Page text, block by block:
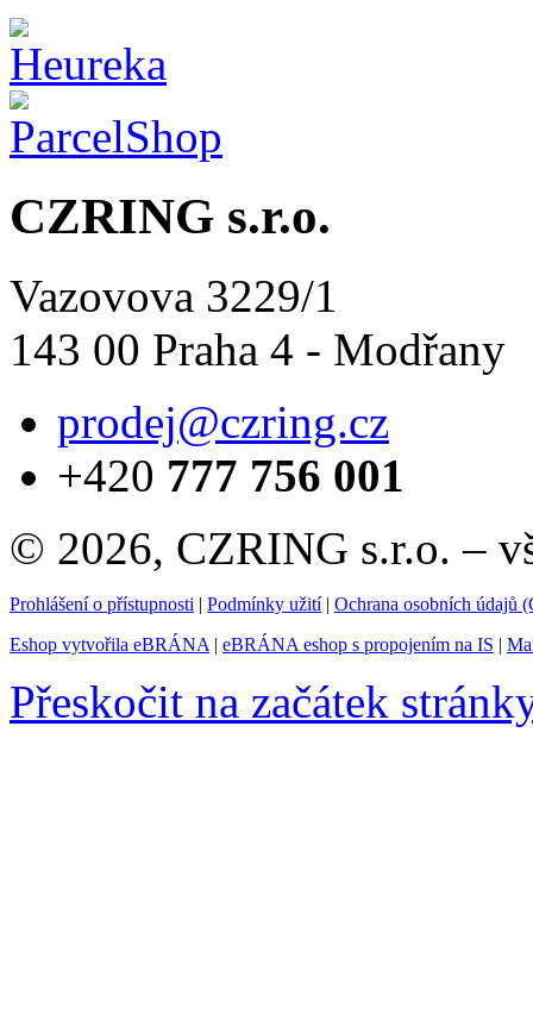
CZRING s.r.o.
Vazovova 3229/1
143 00 Praha 4 - Modřany
prodej@czring.cz
+420 777 756 001
© 2026, CZRING s.r.o. –
Prohlášení o přístupnosti | Podmínky užití| Ochrana osobních údajů
Eshop vytvořila eBRÁNA | eBRÁNA eshop s propojením na IS |
Přeskočit na začátek